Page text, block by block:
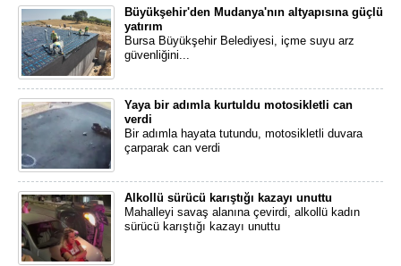
Büyükşehir'den Mudanya'nın altyapısına güçlü
yatırım
Bursa Büyükşehir Belediyesi, içme suyu arz
güvenliğini...
Yaya bir adımla kurtuldu motosikletli can
verdi
Bir adımla hayata tutundu, motosikletli duvara
çarparak can verdi
Alkollü sürücü karıştığı kazayı unuttu
Mahalleyi savaş alanına çevirdi, alkollü kadın
sürücü karıştığı kazayı unuttu